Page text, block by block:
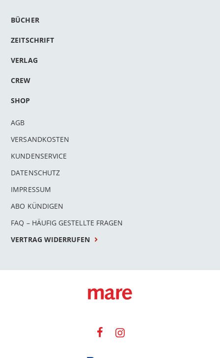
BÜCHER
ZEITSCHRIFT
VERLAG
CREW
SHOP
AGB
VERSANDKOSTEN
KUNDENSERVICE
DATENSCHUTZ
IMPRESSUM
ABO KÜNDIGEN
FAQ – HÄUFIG GESTELLTE FRAGEN
VERTRAG WIDERRUFEN